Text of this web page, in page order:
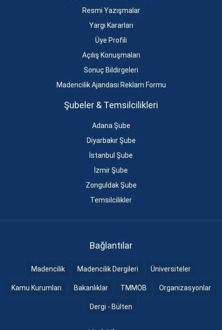
Resmi Yazışmalar
Yargı Kararları
Üye Profili
Açılış Konuşmaları
Sonuç Bildirgeleri
Madencilik Ajandası Reklam Formu
Şubeler & Temsilcilikleri
Adana Şube
Diyarbakır Şube
İstanbul Şube
İzmir Şube
Zonguldak Şube
Temsilcilikler
Bağlantılar
Madencilik Madencilik Dergileri Üniversiteler
Kamu Kurumları Bakanlıklar TMMOB Organizasyonlar
Dergi - Bülten